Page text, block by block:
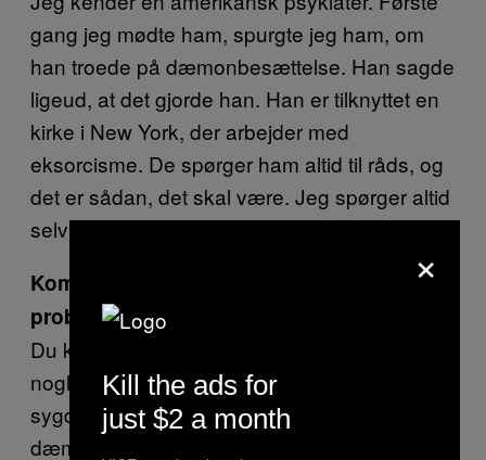
gang jeg mødte ham, spurgte jeg ham, om
han troede på dæmonbesættelse. Han sagde
ligeud, at det gjorde han. Han er tilknyttet en
kirke i New York, der arbejder med
eksorcisme. De spørger ham altid til råds, og
det er sådan, det skal være. Jeg spørger altid
selv ind til klienternes sygdomshistorie.
Kommer du nogensinde frem til, at
problemet er en psykisk lidelse?
Du kunne også spørge dig selv om, hvorvidt
nogle af dem, der bliver indlagt med psykiske
sygdomme, i virkeligheden er besat af
dæmoner. Man kan ikke behandle
×
Kill the ads for
just $2 a month